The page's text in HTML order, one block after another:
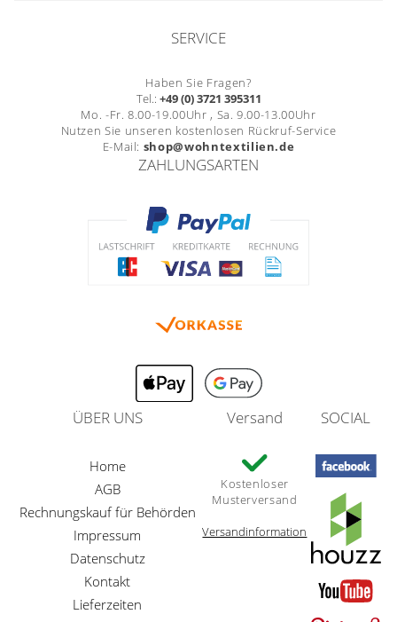
SERVICE
Haben Sie Fragen?
Tel.: +49 (0) 3721 395311
Mo. -Fr. 8.00-19.00Uhr , Sa. 9.00-13.00Uhr
Nutzen Sie unseren kostenlosen Rückruf-Service
E-Mail: shop@wohntextilien.de
ZAHLUNGSARTEN
ÜBER UNS
Home
AGB
Rechnungskauf für Behörden
Impressum
Datenschutz
Kontakt
Lieferzeiten
Versand
Kostenloser
Musterversand
Versandinformation
SOCIAL